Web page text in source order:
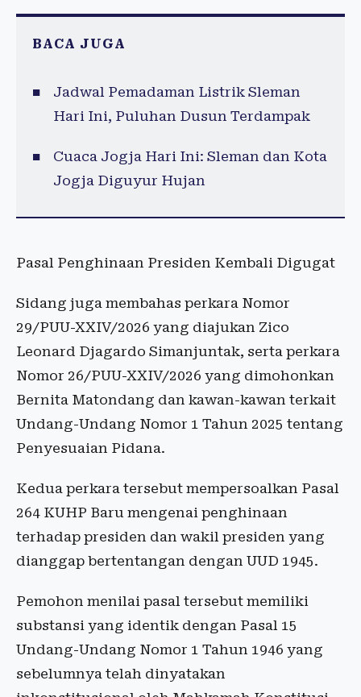
BACA JUGA
Jadwal Pemadaman Listrik Sleman
Hari Ini, Puluhan Dusun Terdampak
Cuaca Jogja Hari Ini: Sleman dan Kota
Jogja Diguyur Hujan
Pasal Penghinaan Presiden Kembali Digugat
Sidang juga membahas perkara Nomor
29/PUU-XXIV/2026 yang diajukan Zico
Leonard Djagardo Simanjuntak, serta perkara
Nomor 26/PUU-XXIV/2026 yang dimohonkan
Bernita Matondang dan kawan-kawan terkait
Undang-Undang Nomor 1 Tahun 2025 tentang
Penyesuaian Pidana.
Kedua perkara tersebut mempersoalkan Pasal
264 KUHP Baru mengenai penghinaan
terhadap presiden dan wakil presiden yang
dianggap bertentangan dengan UUD 1945.
Pemohon menilai pasal tersebut memiliki
substansi yang identik dengan Pasal 15
Undang-Undang Nomor 1 Tahun 1946 yang
sebelumnya telah dinyatakan